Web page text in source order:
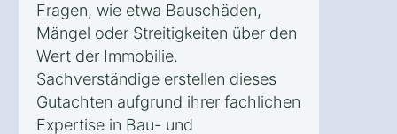
Fragen, wie etwa Bauschäden,
Mängel oder Streitigkeiten über den
Wert der Immobilie.
Sachverständige erstellen dieses
Gutachten aufgrund ihrer fachlichen
Expertise in Bau- und